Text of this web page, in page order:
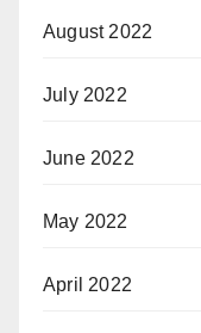
August 2022
July 2022
June 2022
May 2022
April 2022